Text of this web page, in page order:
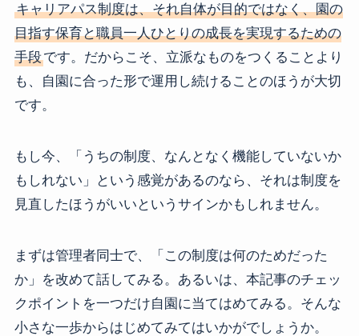
キャリアパス制度は、それ自体が目的ではなく、園の
目指す保育と職員一人ひとりの成長を実現するための
手段です。だからこそ、立派なものをつくることより
も、自園に合った形で運用し続けることのほうが大切
です。
もし今、「うちの制度、なんとなく機能していないか
もしれない」という感覚があるのなら、それは制度を
見直したほうがいいというサインかもしれません。
まずは管理者同士で、「この制度は何のためだった
か」を改めて話してみる。あるいは、本記事のチェッ
クポイントを一つだけ自園に当てはめてみる。そんな
小さな一歩からはじめてみてはいかがでしょうか。